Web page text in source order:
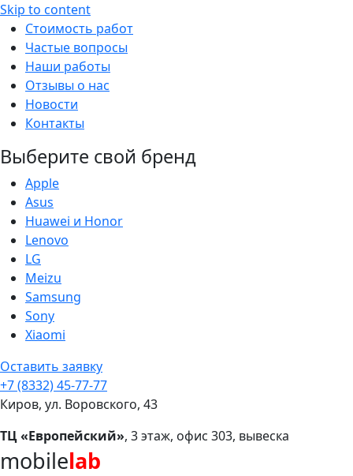
Skip to content
Стоимость работ
Частые вопросы
Наши работы
Отзывы о нас
Новости
Контакты
Выберите свой бренд
Apple
Asus
Huawei и Honor
Lenovo
LG
Meizu
Samsung
Sony
Xiaomi
Оставить заявку
+7 (8332) 45-77-77
Киров, ул. Воровского, 43
ТЦ «Европейский», 3 этаж, офис 303, вывеска
mobilelab